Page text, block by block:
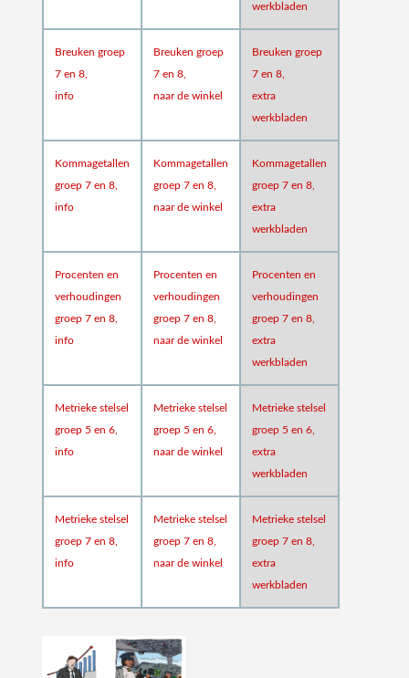
werkbladen
Breuken groep
7 en 8,
info
Breuken groep
7 en 8,
naar de winkel
Breuken groep
7 en 8,
extra
werkbladen
Kommagetallen
groep 7 en 8,
info
Kommagetallen
groep 7 en 8,
naar de winkel
Kommagetallen
groep 7 en 8,
extra
werkbladen
Procenten en
verhoudingen
groep 7 en 8,
info
Procenten en
verhoudingen
groep 7 en 8,
naar de winkel
Procenten en
verhoudingen
groep 7 en 8,
extra
werkbladen
Metrieke stelsel
groep 5 en 6,
info
Metrieke stelsel
groep 5 en 6,
naar de winkel
Metrieke stelsel
groep 5 en 6,
extra
werkbladen
Metrieke stelsel
groep 7 en 8,
info
Metrieke stelsel
groep 7 en 8,
naar de winkel
Metrieke stelsel
groep 7 en 8,
extra
werkbladen